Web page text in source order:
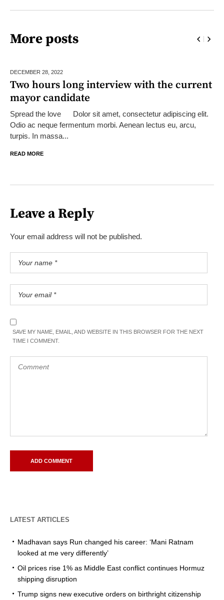
More posts
DECEMBER 28, 2022
Two hours long interview with the current
mayor candidate
Spread the love Dolor sit amet, consectetur adipiscing elit.
Odio ac neque fermentum morbi. Aenean lectus eu, arcu,
turpis. In massa...
READ MORE
Leave a Reply
Your email address will not be published.
SAVE MY NAME, EMAIL, AND WEBSITE IN THIS BROWSER FOR THE NEXT
TIME I COMMENT.
LATEST ARTICLES
Madhavan says Run changed his career: ‘Mani Ratnam
looked at me very differently’
Oil prices rise 1% as Middle East conflict continues Hormuz
shipping disruption
Trump signs new executive orders on birthright citizenship